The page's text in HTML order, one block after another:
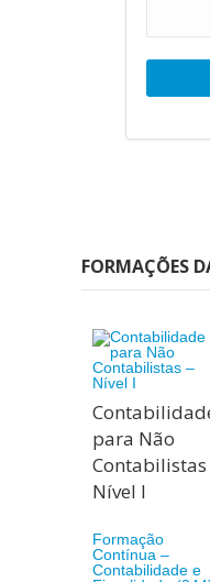
FORMAÇÕES
para Não
Contabilistas
Nível I
Formação
Contínua –
Contabilidade e